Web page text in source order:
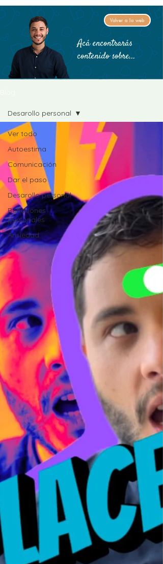
Volver a la web
Acá encontrarás
contenido sobre...
Ver todo
Autoestima
Comunicación
Dar el paso
Desarollo personal
Reflexiones
personales
Ansiedad
Desarollo personal